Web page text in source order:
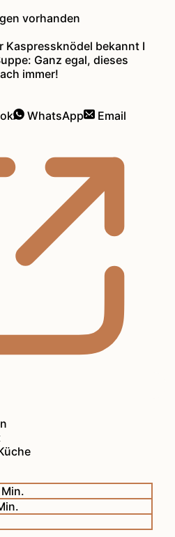
vorhanden
Kaspressknödel bekannt I
Ganz egal, dieses
immer!
WhatsApp Email
Min.